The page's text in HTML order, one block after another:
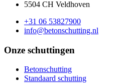
5504 CH Veldhoven
+31 06 53827900
info@betonschutting.nl
Onze schuttingen
Betonschutting
Standaard schutting